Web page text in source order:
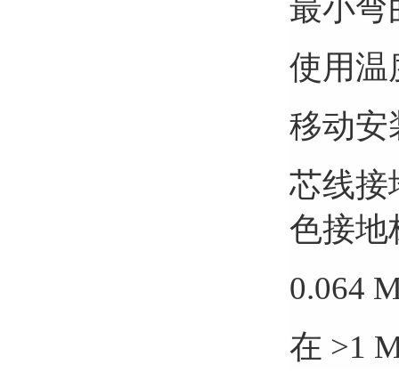
最小弯
使用温
移动安
芯线接
色接地
0.064
在 >1